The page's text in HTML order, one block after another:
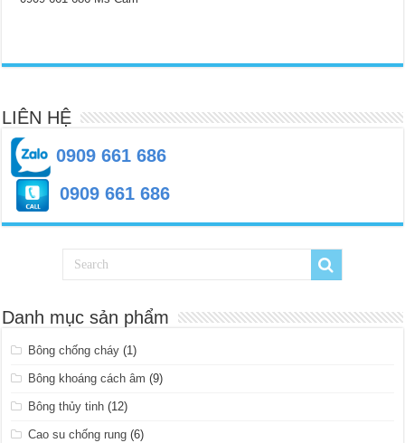
LIÊN HỆ
0909 661 686
0909 661 686
Danh mục sản phẩm
Bông chống cháy (1)
Bông khoáng cách âm (9)
Bông thủy tinh (12)
Cao su chống rung (6)